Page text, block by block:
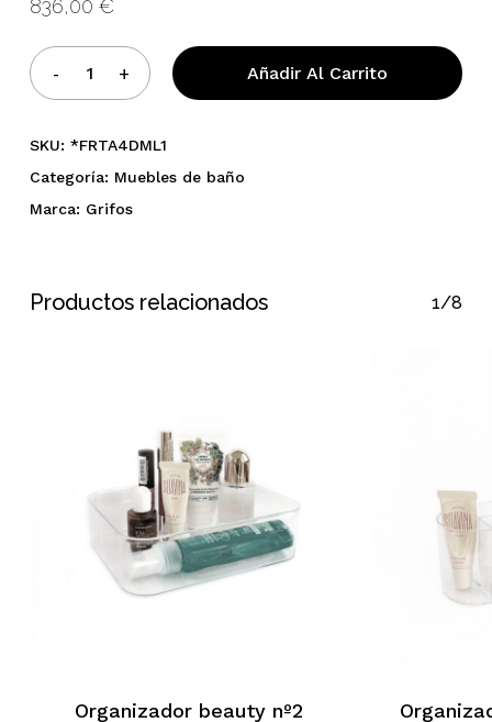
Go To Shop
836,00 €
Añadir Al Carrito
SKU: *FRTA4DML1
Categoría: Muebles de baño
Marca: Grifos
Productos relacionados 1/8
Organizador beauty nº2